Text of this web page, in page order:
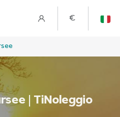
€
| TiNoleggio